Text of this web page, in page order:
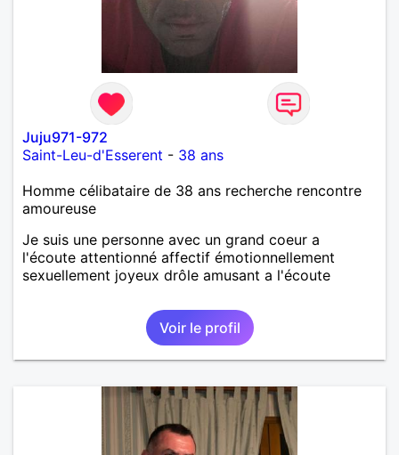
Juju971-972
Saint-Leu-d'Esserent - 38 ans
Homme célibataire de 38 ans recherche rencontre
amoureuse
Je suis une personne avec un grand coeur a
l'écoute attentionné affectif émotionnellement
sexuellement joyeux drôle amusant a l'écoute
Voir le profil